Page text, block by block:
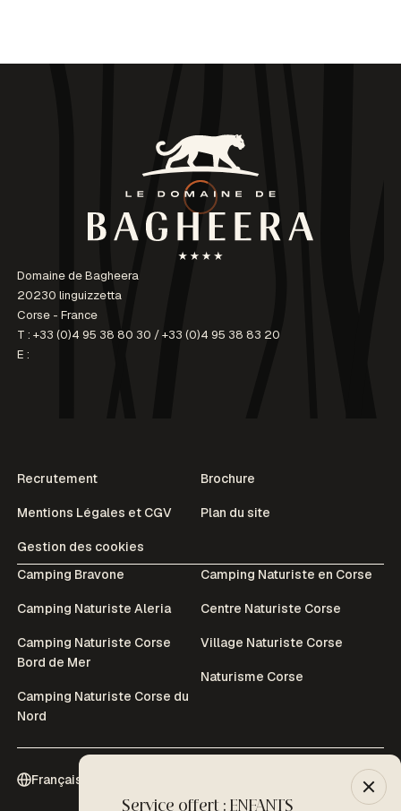
Service offert : ENFANTS -10%
Domaine de Bagheera
20230 linguizzetta
Corse - France
T :+33 (0)4 95 38 80 30 /+33 (0)4 95 38 83 20
E :
Recrutement
Mentions Légales et CGV
Gestion des cookies
Brochure
Plan du site
Camping Bravone
Camping Naturiste Aleria
Camping Naturiste Corse
Bord de Mer
Camping Naturiste Corse du
Nord
Camping Naturiste en Corse
Centre Naturiste Corse
Village Naturiste Corse
Naturisme Corse
Français (Fr)